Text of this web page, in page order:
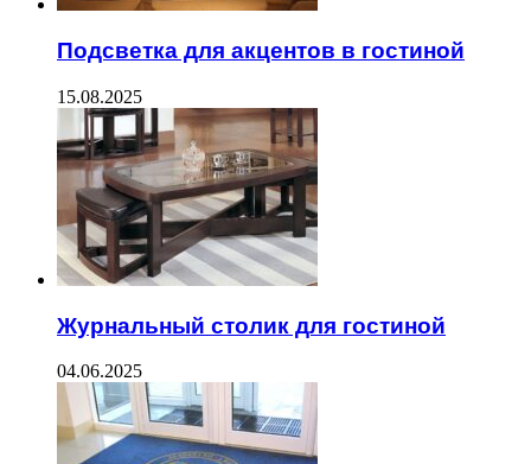
Подсветка для акцентов в гостиной
15.08.2025
Журнальный столик для гостиной
04.06.2025